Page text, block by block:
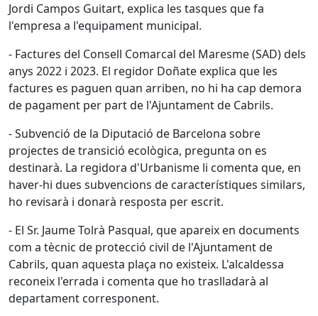
Jordi Campos Guitart, explica les tasques que fa
l'empresa a l'equipament municipal.
- Factures del Consell Comarcal del Maresme (SAD) dels
anys 2022 i 2023. El regidor Doñate explica que les
factures es paguen quan arriben, no hi ha cap demora
de pagament per part de l'Ajuntament de Cabrils.
- Subvenció de la Diputació de Barcelona sobre
projectes de transició ecològica, pregunta on es
destinarà. La regidora d'Urbanisme li comenta que, en
haver-hi dues subvencions de característiques similars,
ho revisarà i donarà resposta per escrit.
- El Sr. Jaume Tolrà Pasqual, que apareix en documents
com a tècnic de protecció civil de l'Ajuntament de
Cabrils, quan aquesta plaça no existeix. L'alcaldessa
reconeix l'errada i comenta que ho traslladarà al
departament corresponent.